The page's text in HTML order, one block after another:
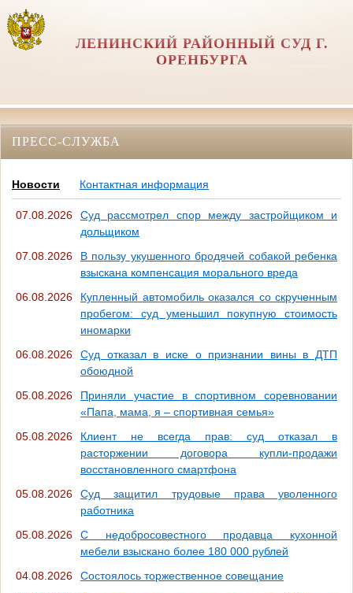
ЛЕНИНСКИЙ РАЙОННЫЙ СУД Г.
ОРЕНБУРГА
ПРЕСС-СЛУЖБА
Новости Контактная информация
07.08.2026
Суд рассмотрел спор между застройщиком и
дольщиком
07.08.2026
В пользу укушенного бродячей собакой ребенка
взыскана компенсация морального вреда
06.08.2026
Купленный автомобиль оказался со скрученным
пробегом: суд уменьшил покупную стоимость
иномарки
06.08.2026
Суд отказал в иске о признании вины в ДТП
обоюдной
05.08.2026
Приняли участие в спортивном соревновании
«Папа, мама, я – спортивная семья»
05.08.2026
Клиент не всегда прав: суд отказал в
расторжении договора купли-продажи
восстановленного смартфона
05.08.2026
Суд защитил трудовые права уволенного
работника
05.08.2026
С недобросовестного продавца кухонной
мебели взыскано более 180 000 рублей
04.08.2026
Состоялось торжественное совещание